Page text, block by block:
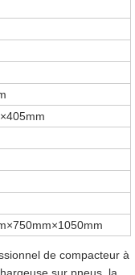
de compacteur à